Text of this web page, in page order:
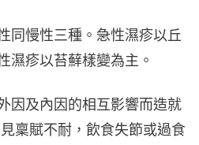
同慢性三種。急性濕疹以丘
濕疹以苔蘚樣變為主。
因及內因的相互影響而造就
稟賦不耐，飲食失節或過食